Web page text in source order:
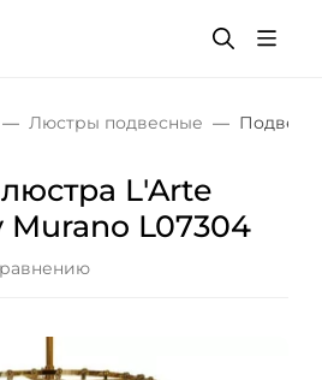
Люстры подвесные
L'Arte
Murano L07304